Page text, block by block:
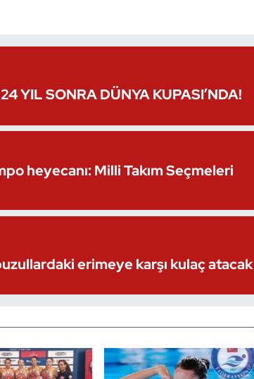
YIL SONRA DÜNYA KUPASI’NDA!
heyecanı: Milli Takım Seçmeleri
erimeye karşı kulaç atacak